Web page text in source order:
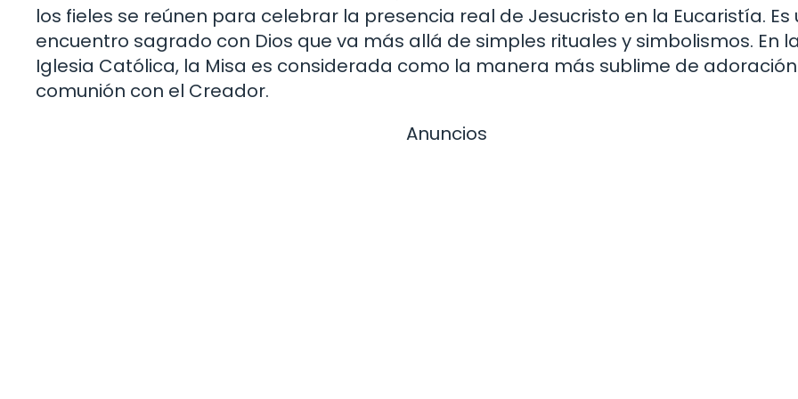
los fieles se reúnen para celebrar la presencia real de Jesucristo en la Eucaristía. Es
encuentro sagrado con Dios que va más allá de simples rituales y simbolismos. En la
Iglesia Católica, la Misa es considerada como la manera más sublime de
comunión con el Creador.
Anuncios